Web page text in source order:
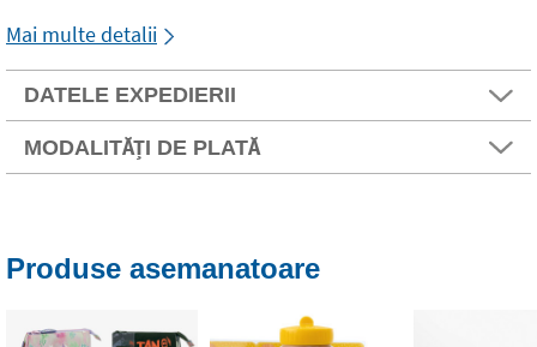
Mai multe detalii
DATELE EXPEDIERII
MODALITĂȚI DE PLATĂ
Produse asemanatoare